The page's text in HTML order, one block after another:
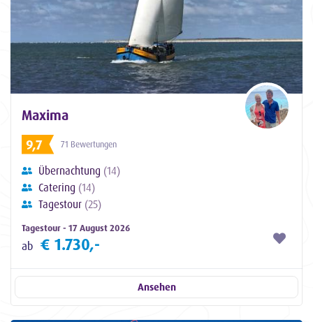
Maxima
9,7
71 Bewertungen
Übernachtung (14)
Catering (14)
Tagestour (25)
Tagestour - 17 August 2026
ab € 1.730,-
Ansehen